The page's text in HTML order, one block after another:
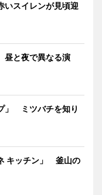
スイレンが見頃迎
と夜で異なる演
」 ミツバチを知り
キッチン」 釜山の